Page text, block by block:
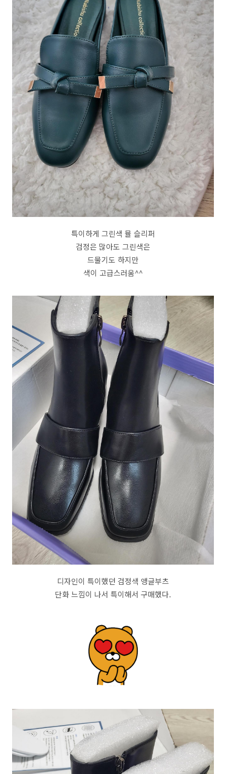
특이하게 그린색 뮬 슬리퍼
검정은 많아도 그린색은
드물기도 하지만
색이 고급스러움^^
디자인이 특이했던 검정색 앵글부츠
단화 느낌이 나서 특이해서 구매했다.